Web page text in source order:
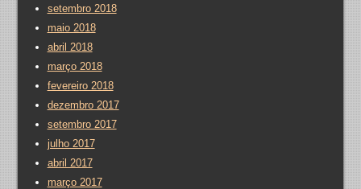
setembro 2018
maio 2018
abril 2018
março 2018
fevereiro 2018
dezembro 2017
setembro 2017
julho 2017
abril 2017
março 2017